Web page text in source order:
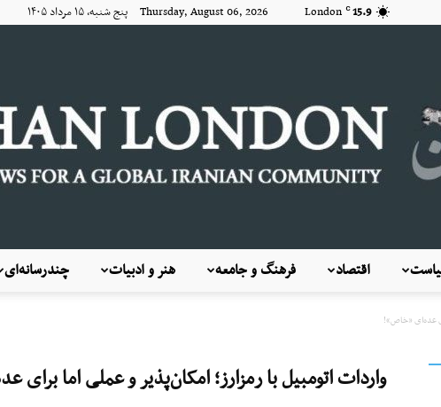
15.9
C
London Thursday, August 06, 2026 پنج شنبه, ۱۵ مرداد ۱۴۰۵
چندرسانه‌ای هنر و ادبیات فرهنگ و جامعه اقتصاد
عده‌ای «خاص»!
واردات اتومبیل با رمزارز؛ امکان‌پذیر و عملی اما